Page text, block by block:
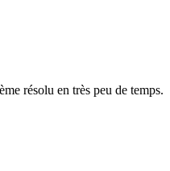
résolu en très peu de temps.